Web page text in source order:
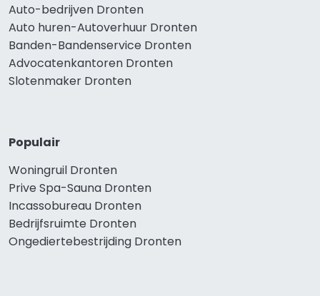
Auto-bedrijven Dronten
Auto huren-Autoverhuur Dronten
Banden-Bandenservice Dronten
Advocatenkantoren Dronten
Slotenmaker Dronten
Populair
Woningruil Dronten
Prive Spa-Sauna Dronten
Incassobureau Dronten
Bedrijfsruimte Dronten
Ongediertebestrijding Dronten